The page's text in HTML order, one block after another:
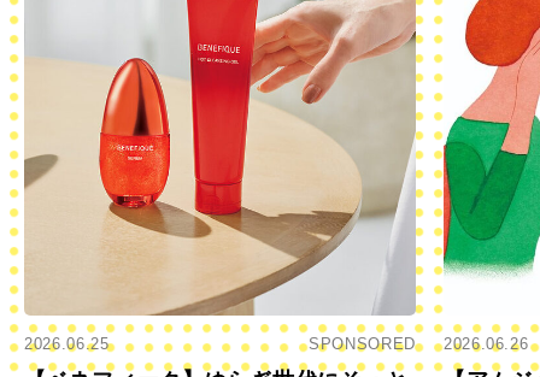
2026.06.25 SPONSORED 2026.06.26